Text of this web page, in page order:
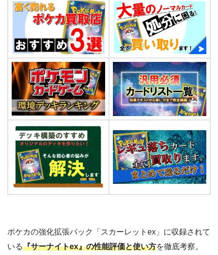
ポケカの強化拡張パック「スカーレットex」に収録されて
いる『サーナイトex』の性能評価と使い方を徹底考察。